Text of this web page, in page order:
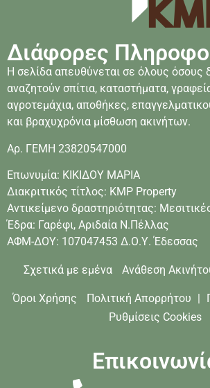
Διάφορες
Η σελίδα απευθύνεται σε όλους όσους
αναζητούν σπίτια, καταστήματα,
αγροτεμάχια, αποθήκες,
και βραχυχρόνια μίσθωση ακινήτων.
Αρ. ΓΕΜΗ 23820547000
Επωνυμία: ΚΙΚΙΔΟΥ ΜΑΡΙΑ
Διακριτικός τίτλος: KMP Property
Αντικείμενο δραστηριότητας:
Έδρα: Γαρέφι, Αριδαία Ν.Πέλλας
ΑΦΜ-ΔΟΥ: 107047453 Δ.Ο.Υ. Έδεσσας
Σχετικά με εμένα Ανάθεση
Όροι Χρήσης Πολιτική Απορρήτου |
Ρυθμίσεις Cookies